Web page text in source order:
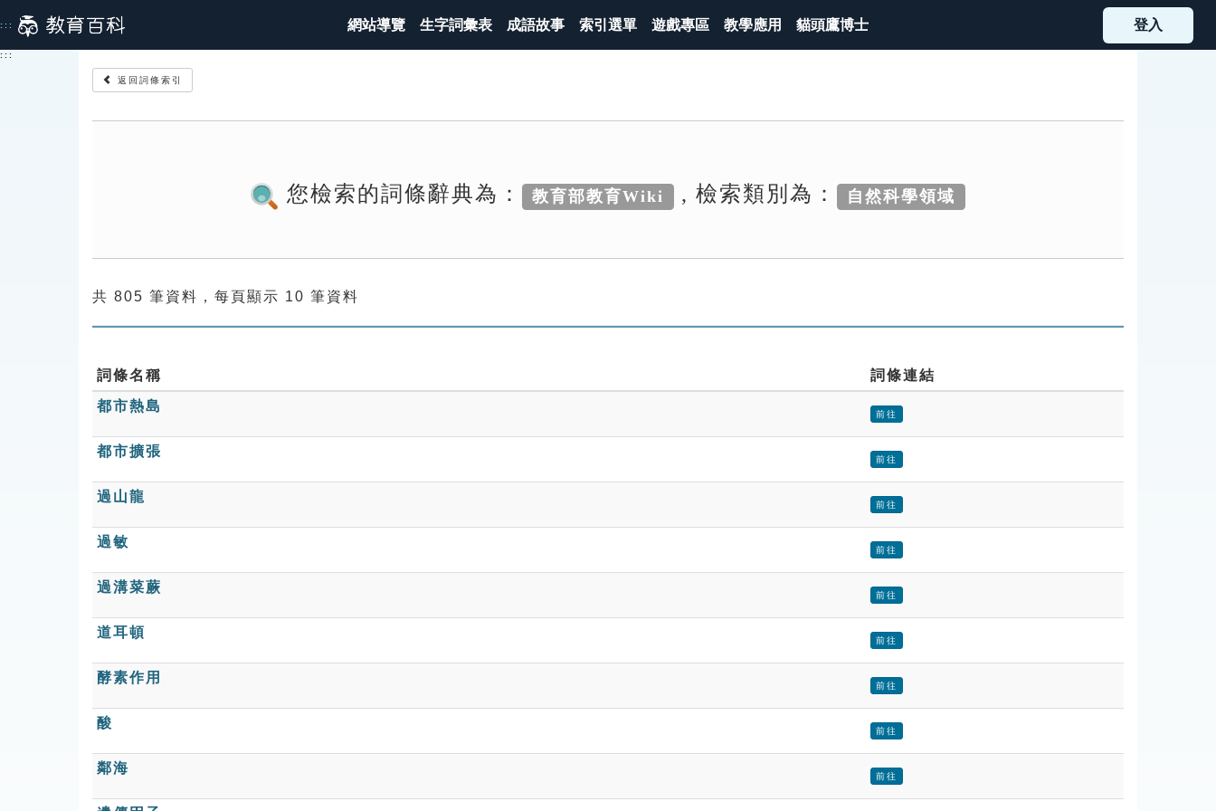
到
主
::: 網站導覽 生字詞彙表 成語故事 索引選單 遊戲專區 教學應用 貓頭鷹博士 登入
:::
返回詞條索引
您檢索的詞條辭典為： 教育部教育Wiki , 檢索類別為： 自然科學領域
共 805 筆資料，每頁顯示 10 筆資料
詞條名稱
詞條連結
都市熱島
前往
都市擴張
前往
過山龍
前往
過敏
前往
過溝菜蕨
前往
道耳頓
前往
酵素作用
前往
酸
前往
鄰海
前往